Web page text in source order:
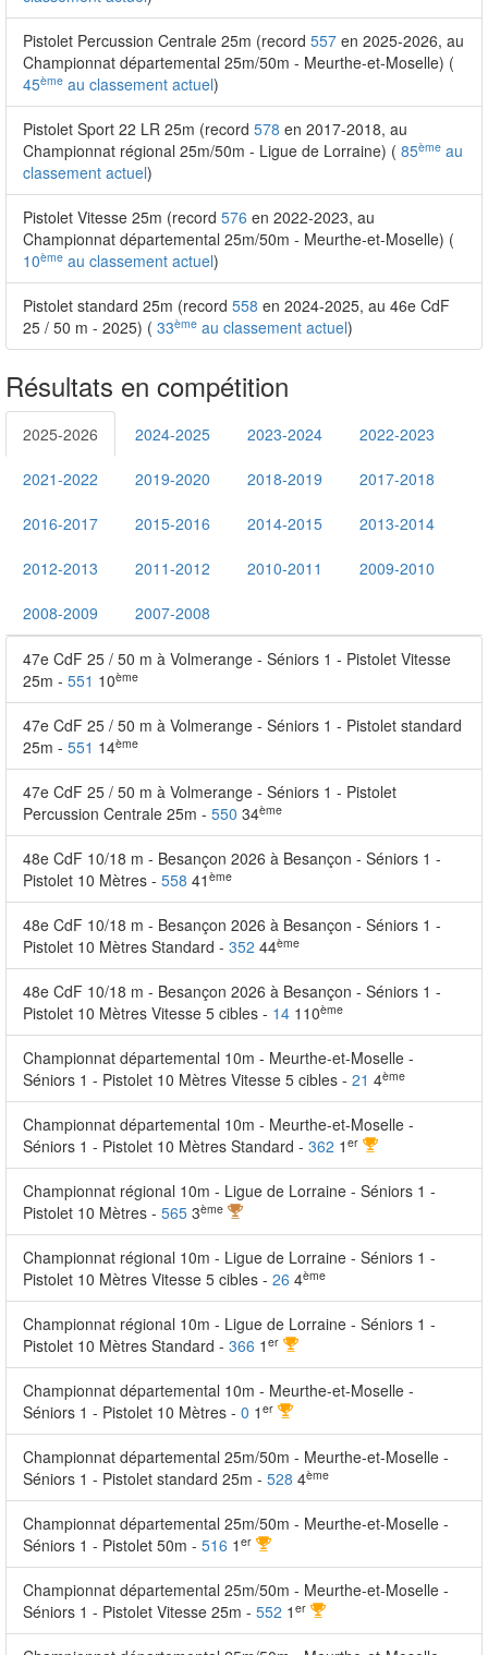
Pistolet Percussion Centrale 25m (record 557 en 2025-2026, au
Championnat départemental 25m/50m - Meurthe-et-Moselle) (
45ème au classement actuel)
Pistolet Sport 22 LR 25m (record 578 en 2017-2018, au
Championnat régional 25m/50m - Ligue de Lorraine) ( 85ème au
classement actuel)
Pistolet Vitesse 25m (record 576 en 2022-2023, au
Championnat départemental 25m/50m - Meurthe-et-Moselle) (
10ème au classement actuel)
Pistolet standard 25m (record 558 en 2024-2025, au 46e CdF
25 / 50 m - 2025) ( 33ème au classement actuel)
Résultats en compétition
2025-2026 2024-2025 2023-2024 2022-2023
2021-2022 2019-2020 2018-2019 2017-2018
2016-2017 2015-2016 2014-2015 2013-2014
2012-2013 2011-2012 2010-2011 2009-2010
2008-2009 2007-2008
47e CdF 25 / 50 m à Volmerange - Séniors 1 - Pistolet Vitesse
25m - 551 10ème
47e CdF 25 / 50 m à Volmerange - Séniors 1 - Pistolet standard
25m - 551 14ème
47e CdF 25 / 50 m à Volmerange - Séniors 1 - Pistolet
Percussion Centrale 25m - 550 34ème
48e CdF 10/18 m - Besançon 2026 à Besançon - Séniors 1 -
Pistolet 10 Mètres - 558 41 ème
48e CdF 10/18 m - Besançon 2026 à Besançon - Séniors 1 -
Pistolet 10 Mètres Standard - 352 44ème
48e CdF 10/18 m - Besançon 2026 à Besançon - Séniors 1 -
Pistolet 10 Mètres Vitesse 5 cibles - 14 110ème
Championnat départemental 10m - Meurthe-et-Moselle -
Séniors 1 - Pistolet 10 Mètres Vitesse 5 cibles - 21 4ème
Championnat départemental 10m - Meurthe-et-Moselle -
Séniors 1 - Pistolet 10 Mètres Standard - 362 1 er
Championnat régional 10m - Ligue de Lorraine - Séniors 1 -
Pistolet 10 Mètres - 565 3ème
Championnat régional 10m - Ligue de Lorraine - Séniors 1 -
Pistolet 10 Mètres Vitesse 5 cibles - 26 4ème
Championnat régional 10m - Ligue de Lorraine - Séniors 1 -
Pistolet 10 Mètres Standard - 366 1 er
Championnat départemental 10m - Meurthe-et-Moselle -
Séniors 1 - Pistolet 10 Mètres - 0 1 er
Championnat départemental 25m/50m - Meurthe-et-Moselle -
Séniors 1 - Pistolet standard 25m - 528 4ème
Championnat départemental 25m/50m - Meurthe-et-Moselle -
Séniors 1 - Pistolet 50m - 516 1 er
Championnat départemental 25m/50m - Meurthe-et-Moselle -
Séniors 1 - Pistolet Vitesse 25m - 552 1 er